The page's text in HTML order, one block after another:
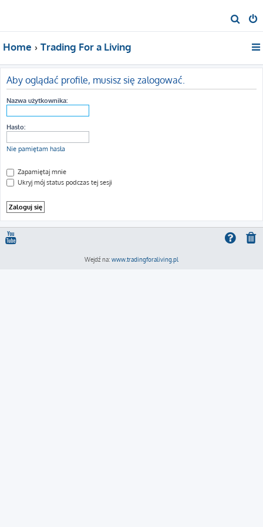
z
j
Home Trading For a Living
Aby oglądać profile, musisz się zalogować.
Nazwa użytkownika:
Hasło:
Nie pamiętam hasła
Zapamiętaj mnie
Ukryj mój status podczas tej sesji
Wejdź na: www.tradingforaliving.pl